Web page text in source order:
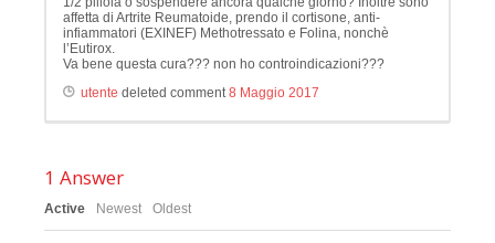
affetta di Artrite Reumatoide, prendo il cortisone, anti-
infiammatori (EXINEF) Methotressato e Folina, nonchè
l’Eutirox.
Va bene questa cura??? non ho controindicazioni???
utente deleted comment8 Maggio 2017
1 Answer
Active Newest Oldest